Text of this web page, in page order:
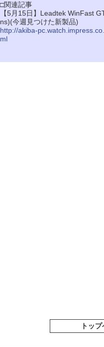
□関連記事
【5月15日】Leadtek WinFast
ns)(今週見つけた新製品)
http://akiba-
ml
トッ